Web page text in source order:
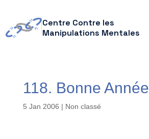
Centre Contre les
Manipulations Mentales
118. Bonne Année
5 Jan 2006 | Non classé